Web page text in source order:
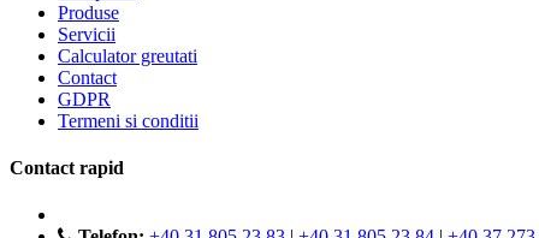
Produse
Servicii
Calculator greutati
Contact
GDPR
Termeni si conditii
Contact rapid